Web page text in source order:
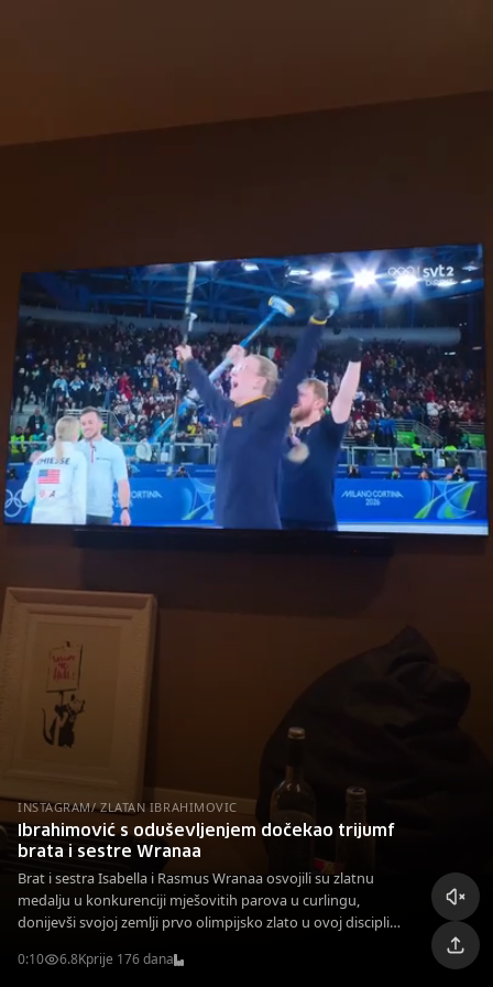
INSTAGRAM/ ZLATAN IBRAHIMOVIC
Ibrahimović s oduševljenjem dočekao trijumf
brata i sestre Wranaa
Brat i sestra Isabella i Rasmus Wranaa osvojili su zlatnu
medalju u konkurenciji mješovitih parova u curlingu,
donijevši svojoj zemlji prvo olimpijsko zlato u ovoj disciplini,
0:10 6.8Kprije 176 dana